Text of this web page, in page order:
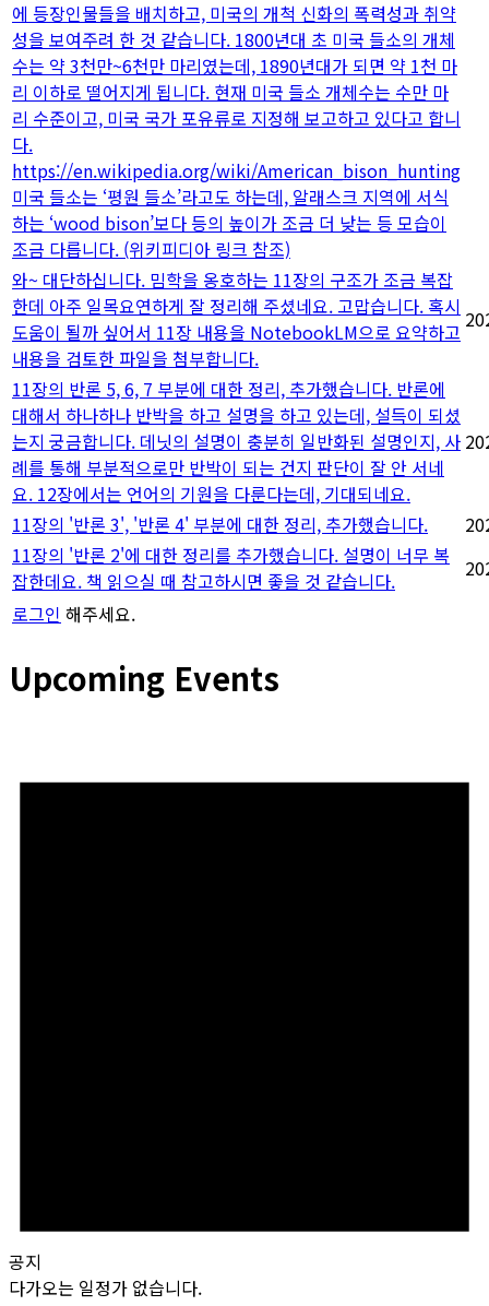
에 등장인물들을 배치하고, 미국의 개척 신화의 폭력성과 취약
성을 보여주려 한 것 같습니다. 1800년대 초 미국 들소의 개체
수는 약 3천만~6천만 마리였는데, 1890년대가 되면 약 1천 마
리 이하로 떨어지게 됩니다. 현재 미국 들소 개체수는 수만 마
리 수준이고, 미국 국가 포유류로 지정해 보고하고 있다고 합니
다.
https://en.wikipedia.org/wiki/American_bison_hunting
미국 들소는 ‘평원 들소’라고도 하는데, 알래스크 지역에 서식
하는 ‘wood bison’보다 등의 높이가 조금 더 낮는 등 모습이
조금 다릅니다. (위키피디아 링크 참조)
와~ 대단하십니다. 밈학을 옹호하는 11장의 구조가 조금 복잡
한데 아주 일목요연하게 잘 정리해 주셨네요. 고맙습니다. 혹시
도움이 될까 싶어서 11장 내용을 NotebookLM으로 요약하고
내용을 검토한 파일을 첨부합니다.
11장의 반론 5, 6, 7 부분에 대한 정리, 추가했습니다. 반론에
대해서 하나하나 반박을 하고 설명을 하고 있는데, 설득이 되셨
는지 궁금합니다. 데닛의 설명이 충분히 일반화된 설명인지, 사
례를 통해 부분적으로만 반박이 되는 건지 판단이 잘 안 서네
요. 12장에서는 언어의 기원을 다룬다는데, 기대되네요.
11장의 '반론 3', '반론 4' 부분에 대한 정리, 추가했습니다.
11장의 '반론 2'에 대한 정리를 추가했습니다. 설명이 너무 복
잡한데요. 책 읽으실 때 참고하시면 좋을 것 같습니다.
로그인 해주세요.
Upcoming Events
공지
다가오는 일정가 없습니다.